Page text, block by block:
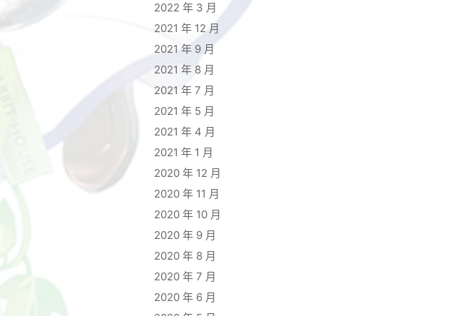
2022 年 3 月
2021 年 12 月
2021 年 9 月
2021 年 8 月
2021 年 7 月
2021 年 5 月
2021 年 4 月
2021 年 1 月
2020 年 12 月
2020 年 11 月
2020 年 10 月
2020 年 9 月
2020 年 8 月
2020 年 7 月
2020 年 6 月